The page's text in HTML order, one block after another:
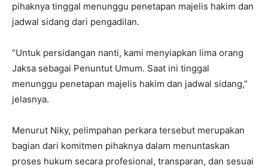
pihaknya tinggal menunggu penetapan majelis hakim dan
jadwal sidang dari pengadilan.
“Untuk persidangan nanti, kami menyiapkan lima orang
Jaksa sebagai Penuntut Umum. Saat ini tinggal
menunggu penetapan majelis hakim dan jadwal sidang,”
jelasnya.
Menurut Niky, pelimpahan perkara tersebut merupakan
bagian dari komitmen pihaknya dalam menuntaskan
proses hukum secara profesional, transparan, dan sesuai